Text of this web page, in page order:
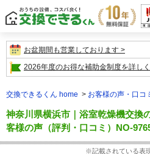
お盆期間も営業しております
2026年度のお得な補助金制度を詳しく
交換できるくん home お客様の声・口コ
神奈川県横浜市｜浴室乾燥機交換
客様の声（評判・口コミ）NO-
※記載されている表